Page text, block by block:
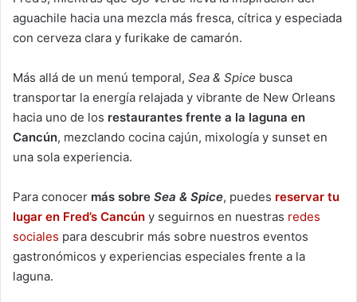
aguachile hacia una mezcla más fresca, cítrica y especiada
con cerveza clara y furikake de camarón.
Más allá de un menú temporal, Sea & Spice busca
transportar la energía relajada y vibrante de New Orleans
hacia uno de los restaurantes frente a la laguna en
Cancún, mezclando cocina cajún, mixología y sunset en
una sola experiencia.
Para conocer más sobre Sea & Spice, puedes reservar tu
lugar en Fred’s Cancún y seguirnos en nuestras redes
sociales para descubrir más sobre nuestros eventos
gastronómicos y experiencias especiales frente a la
laguna.